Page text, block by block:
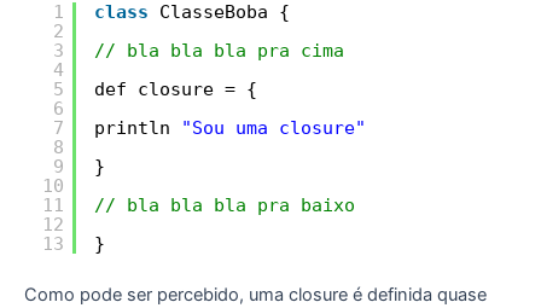
1
2
3
4
5
6
7
8
9
10
11
12
13
class
ClasseBoba {
// bla bla bla pra cima
def closure = {
println
"Sou uma closure"
}
// bla bla bla pra baixo
}
Como pode ser percebido, uma closure é definida quase